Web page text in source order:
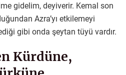
gidelim, deyiverir. Kemal son
Azra’yı etkilemeyi
gibi onda şeytan tüyü vardır.
Kürdüne,